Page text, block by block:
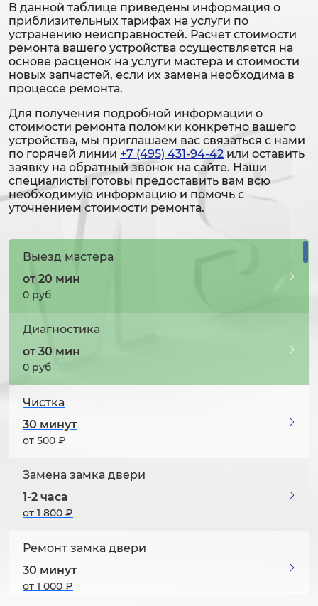
В данной таблице приведены информация о
приблизительных тарифах на услуги по
устранению неисправностей. Расчет стоимости
ремонта вашего устройства осуществляется на
основе расценок на услуги мастера и стоимости
новых запчастей, если их замена необходима в
процессе ремонта.
Для получения подробной информации о
стоимости ремонта поломки конкретно вашего
устройства, мы приглашаем вас связаться с нами
по горячей линии +7 (495) 431-94-42 или оставить
заявку на обратный звонок на сайте. Наши
специалисты готовы предоставить вам всю
необходимую информацию и помочь с
уточнением стоимости ремонта.
Выезд мастера
от 20 мин
0 руб
Диагностика
от 30 мин
0 руб
Чистка
30 минут
от 500 ₽
Замена замка двери
1-2 часа
от 1 800 ₽
Ремонт замка двери
30 минут
от 1 000 ₽